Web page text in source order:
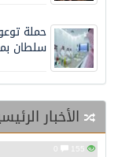
حملة
سلطان
الأخبار الرئيسية
0